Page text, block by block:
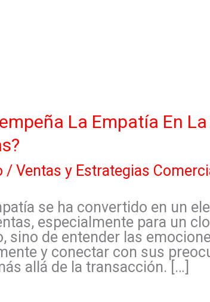
La Empatía En
/ Ventas y Estrategias
se ha convertido en un
especialmente para un
sino de entender las
y conectar con sus
allá de la transacción. […]